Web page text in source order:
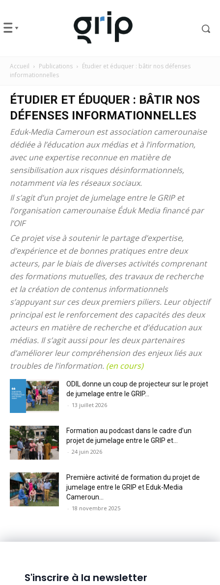
Accueil Publications
Étudier et éduquer : bâtir nos défenses
informationnelles
ÉTUDIER ET ÉDUQUER : BÂTIR NOS
DÉFENSES INFORMATIONNELLES
Eduk-Media Cameroun est association camerounaise
dédiée à l’éducation aux médias et à l’information,
avec une expertise reconnue en matière de
sensibilisation aux risques désinformationnels,
notamment via les réseaux sociaux.
Il s’agit d’un projet de jumelage entre le GRIP et
l’organisation camerounaise Éduk Media financé par
l’OIF
Ce projet vise à soutenir le partage d’expertise,
d’expérience et de bonnes pratiques entre deux
acteurs, par le biais de diverses activités comprenant
des formations mutuelles, des travaux de recherche
et la création de contenus informationnels
s’appuyant sur ces deux premiers piliers. Leur objectif
principal est le renforcement des capacités des deux
acteurs en matière de recherche et d’éducation aux
médias. Il s’agit aussi pour les deux partenaires
d’améliorer leur compréhension des enjeux liés aux
troubles de l’information. (en cours)
ODIL donne un coup de projecteur sur le projet
de jumelage entre le GRIP...
- 13 juillet 2026
Formation au podcast dans le cadre d’un
projet de jumelage entre le GRIP et...
- 24 juin 2026
Première activité de formation du projet de
jumelage entre le GRIP et Eduk-Media
Cameroun...
- 18 novembre 2025
S'inscrire à la newsletter